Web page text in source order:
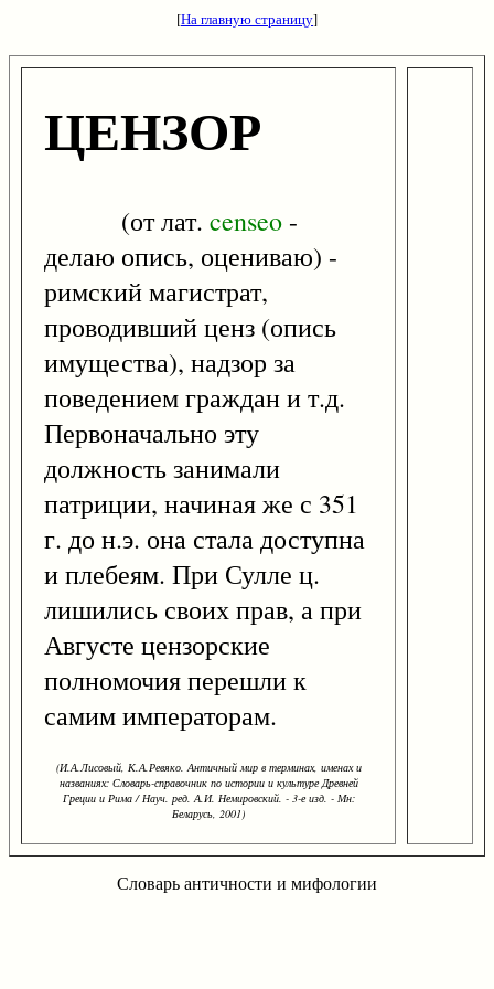
[На главную страницу]
ЦЕНЗОР
(от лат. censeo -
делаю опись, оцениваю) -
римский магистрат,
проводивший ценз (опись
имущества), надзор за
поведением граждан и т.д.
Первоначально эту
должность занимали
патриции, начиная же с 351
г. до н.э. она стала доступна
и плебеям. При Сулле ц.
лишились своих прав, а при
Августе цензорские
полномочия перешли к
самим императорам.
(И.А.Лисовый, К.А.Ревяко. Античный мир в терминах, именах и
названиях: Словарь-справочник по истории и культуре Древней
Греции и Рима / Науч. ред. А.И. Немировский. - 3-е изд. - Мн:
Беларусь, 2001)
Словарь античности и мифологии